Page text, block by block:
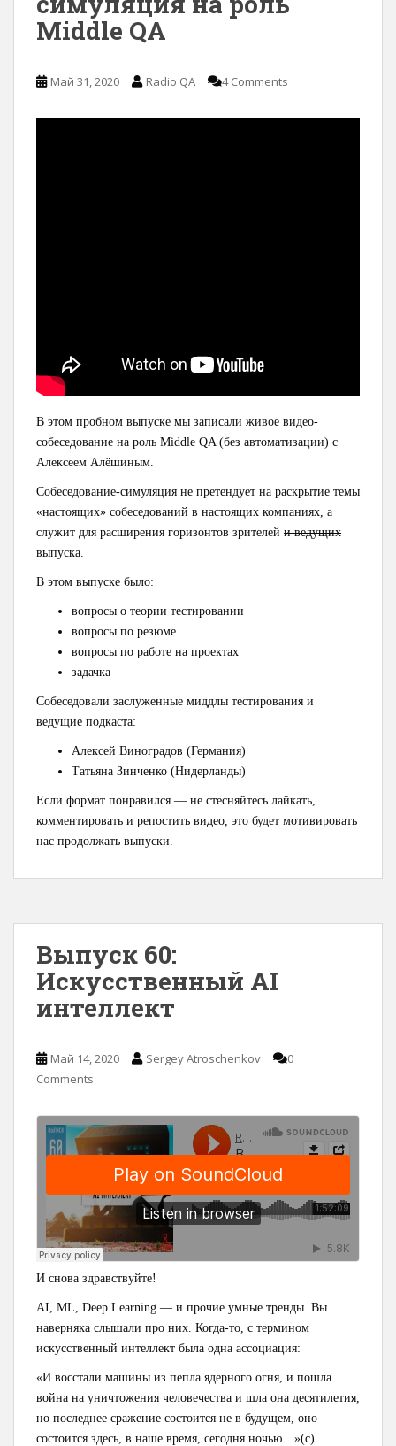
Middle QA
Май 31, 2020 Radio QA 4 Comments
В этом пробном выпуске мы записали живое видео-
собеседование на роль Middle QA (без автоматизации) с
Алексеем Алёшиным.
Собеседование-симуляция не претендует на раскрытие темы
«настоящих» собеседований в настоящих компаниях, а
служит для расширения горизонтов зрителей и ведущих
выпуска.
В этом выпуске было:
вопросы о теории тестировании
вопросы по резюме
вопросы по работе на проектах
задачка
Собеседовали заслуженные миддлы тестирования и
ведущие подкаста:
Алексей Виноградов (Германия)
Татьяна Зинченко (Нидерланды)
Если формат понравился — не стесняйтесь лайкать,
комментировать и репостить видео, это будет мотивировать
нас продолжать выпуски.
Выпуск 60:
Искусственный AI
интеллект
Май 14, 2020 Sergey Atroschenkov
0
Comments
И снова здравствуйте!
AI, ML, Deep Learning — и прочие умные тренды. Вы
наверняка слышали про них. Когда-то, с термином
искусственный интеллект была одна ассоциация:
«И восстали машины из пепла ядерного огня, и пошла
война на уничтожения человечества и шла она десятилетия,
но последнее сражение состоится не в будущем, оно
состоится здесь, в наше время, сегодня ночью…»(с)